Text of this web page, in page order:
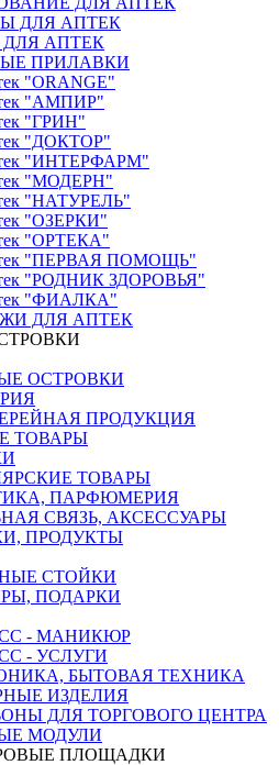
ДЛЯ АПТЕК
АПТЕК
ПРИЛАВКИ
"ORANGE"
"АМПИР"
"ГРИН"
"ДОКТОР"
"ИНТЕРФАРМ"
"МОДЕРН"
"НАТУРЕЛЬ"
"ОЗЕРКИ"
"ОРТЕКА"
"ПЕРВАЯ ПОМОЩЬ"
"РОДНИК ЗДОРОВЬЯ"
"ФИАЛКА"
ДЛЯ АПТЕК
ОСТРОВКИ
ПРОДУКЦИЯ
ТОВАРЫ
ТОВАРЫ
ПАРФЮМЕРИЯ
СВЯЗЬ, АКСЕССУАРЫ
ПРОДУКТЫ
СТОЙКИ
ПОДАРКИ
- МАНИКЮР
- УСЛУГИ
БЫТОВАЯ ТЕХНИКА
ИЗДЕЛИЯ
ДЛЯ ТОРГОВОГО ЦЕНТРА
МОДУЛИ
ПЛОЩАДКИ